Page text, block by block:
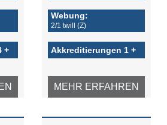
+
Webung:
2/1 twill (Z)
Akkreditierungen 1 +
MEHR ERFAHREN